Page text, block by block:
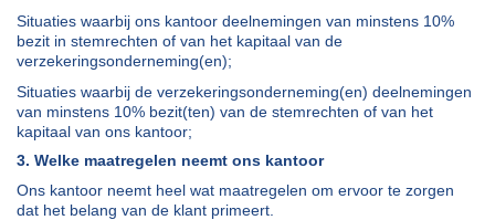
Situaties waarbij ons kantoor deelnemingen van minstens 10%
bezit in stemrechten of van het kapitaal van de
verzekeringsonderneming(en);
Situaties waarbij de verzekeringsonderneming(en) deelnemingen
van minstens 10% bezit(ten) van de stemrechten of van het
kapitaal van ons kantoor;
3. Welke maatregelen neemt ons kantoor
Ons kantoor neemt heel wat maatregelen om ervoor te zorgen
dat het belang van de klant primeert.